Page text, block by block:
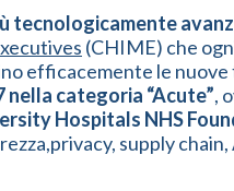
tecnologicamente
(CHIME) che
efficacemente le
nella categoria “Acute”,
Hospitals NHS
supply